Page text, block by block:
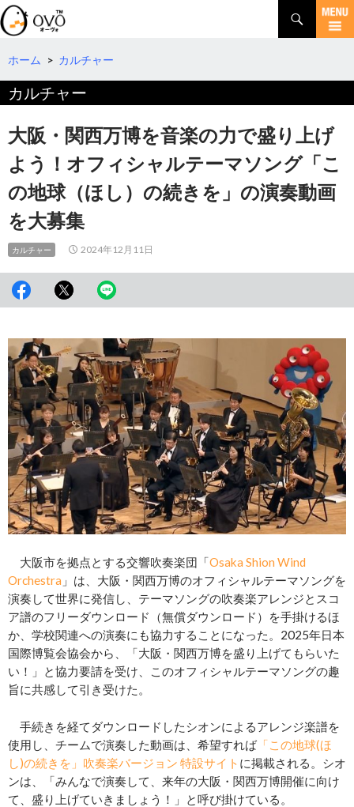
検
索
コ
テ
ツ
へ
動
ホーム > カルチャー
カルチャー
大阪・関西万博を音楽の力で盛り上げ
よう！オフィシャルテーマソング「こ
の地球（ほし）の続きを」の演奏動画
を大募集
カルチャー 2024年12月11日
大阪市を拠点とする交響吹奏楽団「Osaka Shion Wind
Orchestra 」は、大阪・関西万博のオフィシャルテーマソングを
演奏して世界に発信し、テーマソングの吹奏楽アレンジとスコ
ア譜のフリーダウンロード（無償ダウンロード）を手掛けるほ
か、学校関連への演奏にも協力することになった。2025年日本
国際博覧会協会から、「大阪・関西万博を盛り上げてもらいた
い！」と協力要請を受け、このオフィシャルテーマソングの趣
旨に共感して引き受けた。
手続きを経てダウンロードしたシオンによるアレンジ楽譜を
使用し、チームで演奏した動画は、希望すれば「この地球(ほ
し)の続きを」吹奏楽バージョン 特設サイト に掲載される。シオ
ンは、「みんなで演奏して、来年の大阪・関西万博開催に向け
て、盛り上げていきましょう！」と呼び掛けている。